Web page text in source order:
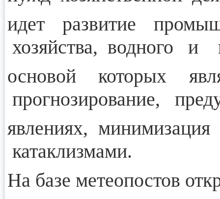
идет развитие
хозяйства, водного и
основой которых
прогнозирование,
явлениях,
катаклизмами.
На базе метеопостов